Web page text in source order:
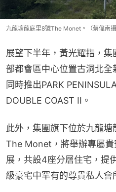
九龍塘龍庭里8號The Monet。（蔡偉南攝
展望下半年，黃光耀指，
部都會區中心位置古洞北全
同時推出PARK
DOUBLE COAST II。
此外，集團旗下位於九龍塘
The Monet，將舉辦專屬
展，共設4座分層住宅，提
級豪宅中罕有的尊貴私人會